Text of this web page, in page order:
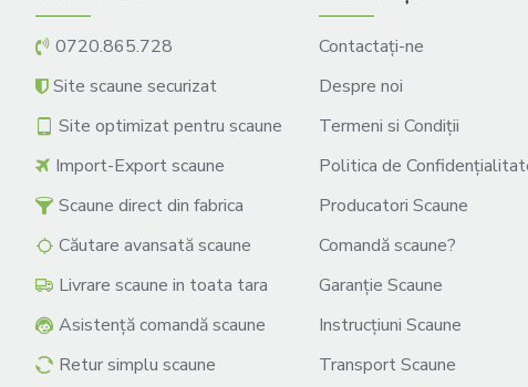
0720.865.728
Site scaune securizat
Site optimizat pentru scaune
Import-Export scaune
Scaune direct din fabrica
Căutare avansată scaune
Livrare scaune in toata tara
Asistență comandă scaune
Retur simplu scaune
Contactați-ne
Despre noi
Termeni si Condiții
Politica de
Producatori Scaune
Comandă scaune?
Garanție Scaune
Instrucțiuni Scaune
Transport Scaune